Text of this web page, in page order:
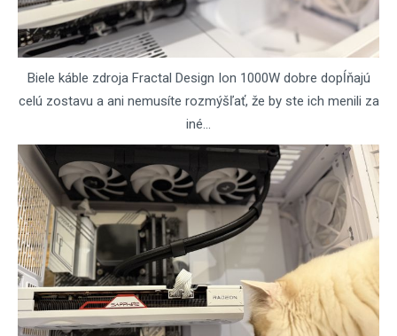
Biele káble zdroja Fractal Design Ion 1000W dobre dopĺňajú
celú zostavu a ani nemusíte rozmýšľať, že by ste ich menili za
iné...